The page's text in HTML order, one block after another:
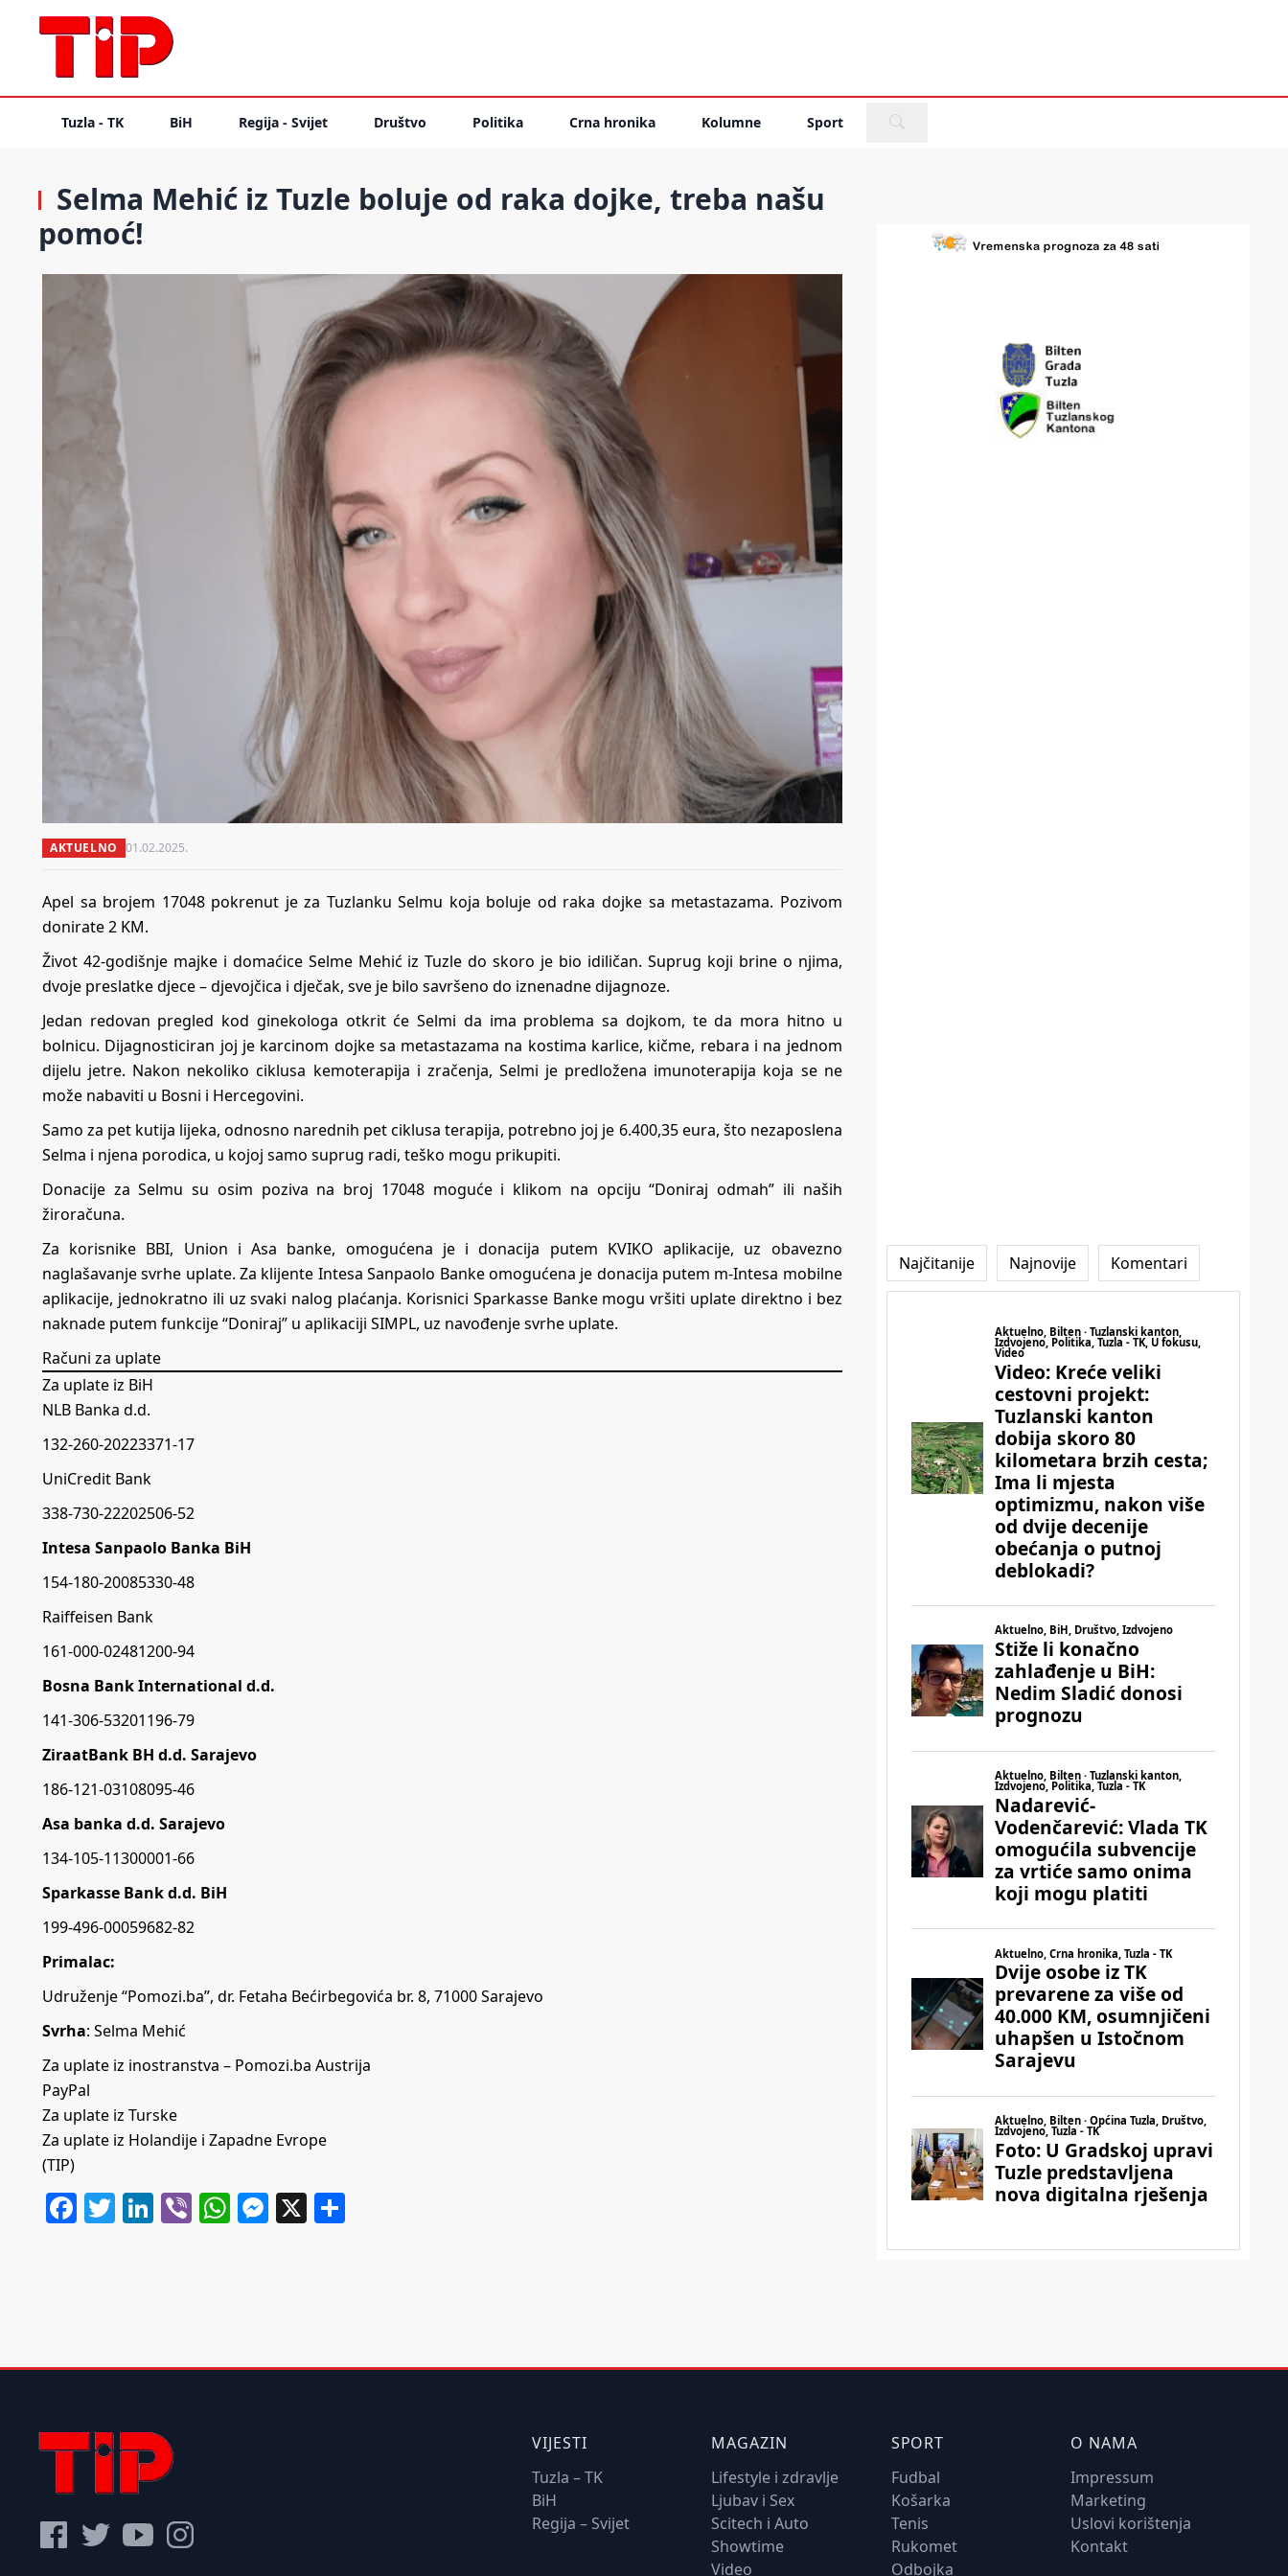
Tuzla - TK BiH Regija - Svijet Društvo Politika Crna hronika Kolumne Sport
Selma Mehić iz Tuzle boluje od raka dojke, treba našu
pomoć!
AKTUELNO 01.02.2025.
Apel sa brojem 17048 pokrenut je za Tuzlanku Selmu koja boluje od raka dojke sa metastazama. Pozivom
donirate 2 KM.
Život 42-godišnje majke i domaćice Selme Mehić iz Tuzle do skoro je bio idiličan. Suprug koji brine o njima,
dvoje preslatke djece – djevojčica i dječak, sve je bilo savršeno do iznenadne dijagnoze.
Jedan redovan pregled kod ginekologa otkrit će Selmi da ima problema sa dojkom, te da mora hitno u
bolnicu. Dijagnosticiran joj je karcinom dojke sa metastazama na kostima karlice, kičme, rebara i na jednom
dijelu jetre. Nakon nekoliko ciklusa kemoterapija i zračenja, Selmi je predložena imunoterapija koja se ne
može nabaviti u Bosni i Hercegovini.
Samo za pet kutija lijeka, odnosno narednih pet ciklusa terapija, potrebno joj je 6.400,35 eura, što nezaposlena
Selma i njena porodica, u kojoj samo suprug radi, teško mogu prikupiti.
Donacije za Selmu su osim poziva na broj 17048 moguće i klikom na opciju “Doniraj odmah” ili naših
žiroračuna.
Za korisnike BBI, Union i Asa banke, omogućena je i donacija putem KVIKO aplikacije, uz obavezno
naglašavanje svrhe uplate. Za klijente Intesa Sanpaolo Banke omogućena je donacija putem m-Intesa mobilne
aplikacije, jednokratno ili uz svaki nalog plaćanja. Korisnici Sparkasse Banke mogu vršiti uplate direktno i bez
naknade putem funkcije “Doniraj” u aplikaciji SIMPL, uz navođenje svrhe uplate.
Računi za uplate
Za uplate iz BiH
NLB Banka d.d.
132-260-20223371-17
UniCredit Bank
338-730-22202506-52
Intesa Sanpaolo Banka BiH
154-180-20085330-48
Raiffeisen Bank
161-000-02481200-94
Bosna Bank International d.d.
141-306-53201196-79
ZiraatBank BH d.d. Sarajevo
186-121-03108095-46
Asa banka d.d. Sarajevo
134-105-11300001-66
Sparkasse Bank d.d. BiH
199-496-00059682-82
Primalac:
Udruženje “Pomozi.ba”, dr. Fetaha Bećirbegovića br. 8, 71000 Sarajevo
Svrha: Selma Mehić
Za uplate iz inostranstva – Pomozi.ba Austrija
PayPal
Za uplate iz Turske
Za uplate iz Holandije i Zapadne Evrope
(TIP)
Facebook
Twitter
LinkedIn
ViberWhatsApp
Messenger
X
Najčitanije Najnovije Komentari
VIJESTI
Tuzla – TK
BiH
Regija – Svijet
MAGAZIN
Lifestyle i zdravlje
Ljubav i Sex
Scitech i Auto
Showtime
Video
SPORT
Fudbal
Košarka
Tenis
Rukomet
Odbojka
O NAMA
Impressum
Marketing
Uslovi korištenja
Kontakt